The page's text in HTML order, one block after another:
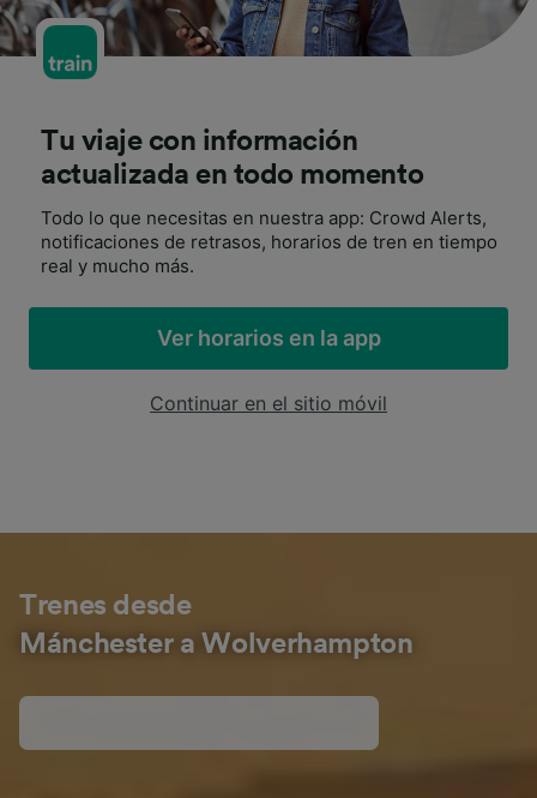
Tu viaje con información
actualizada en todo momento
Todo lo que necesitas en nuestra app: Crowd Alerts,
notificaciones de retrasos, horarios de tren en tiempo
real y mucho más.
Ver horarios en la app
Continuar en el sitio móvil
Trenes desde
Mánchester a Wolverhampton